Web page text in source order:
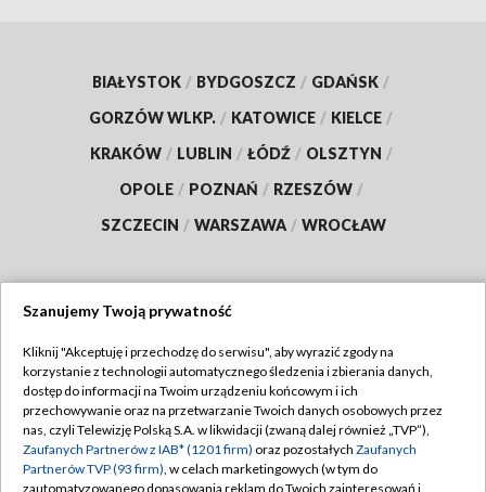
BIAŁYSTOK / BYDGOSZCZ / GDAŃSK /
GORZÓW WLKP. / KATOWICE / KIELCE /
KRAKÓW / LUBLIN / ŁÓDŹ / OLSZTYN /
OPOLE / POZNAŃ / RZESZÓW /
SZCZECIN / WARSZAWA / WROCŁAW
TVP
Abonament TVP
Emisja w TVP
Centrum informacji TVP
Regulamin TVP
Polityka prywatności
Moje zgody
Szanujemy Twoją prywatność
Kliknij "Akceptuję i przechodzę do serwisu", aby wyrazić zgody na
korzystanie z technologii automatycznego śledzenia i zbierania danych,
dostęp do informacji na Twoim urządzeniu końcowym i ich
przechowywanie oraz na przetwarzanie Twoich danych osobowych przez
nas, czyli Telewizję Polską S.A. w likwidacji (zwaną dalej również „TVP”),
Zaufanych Partnerów z IAB* (1201 firm) oraz pozostałych Zaufanych
Partnerów TVP (93 firm), w celach marketingowych (w tym do
zautomatyzowanego dopasowania reklam do Twoich zainteresowań i